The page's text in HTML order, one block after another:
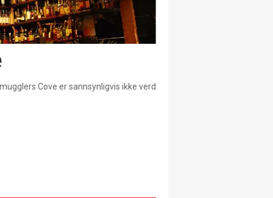
Cove er sannsynligvis ikke verd